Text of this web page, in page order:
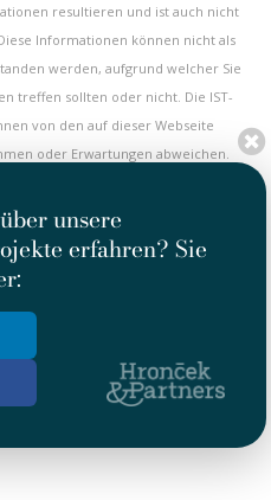
resultieren und ist auch nicht
Informationen können nicht als
werden, aufgrund welcher Sie
treffen sollten oder nicht. Die IST-
von den auf dieser Webseite
oder Erwartungen abweichen.
haben einen historischen
Alle historischen Informationen
Veröffentlichung zu halten. Nichts
oder Investitions- oder
Verlinkungen auf andere
weder die Kontrolle, noch
oder Stellungnahmen
unsere
erfahren? Sie